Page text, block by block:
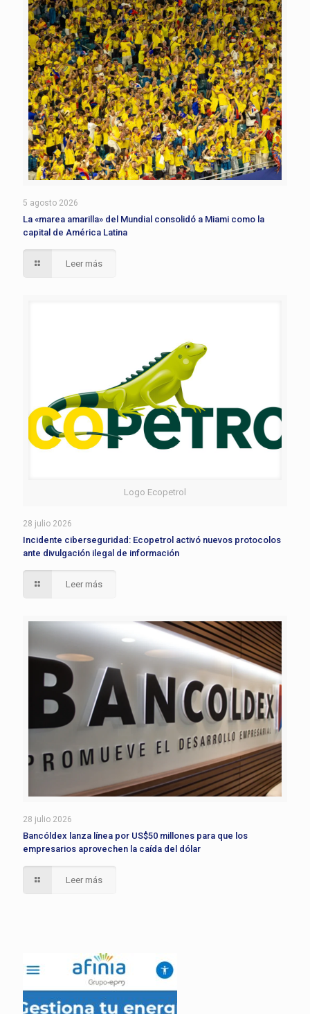
5 agosto 2026
La «marea amarilla» del Mundial consolidó a Miami como la
capital de América Latina
Leer más
Logo Ecopetrol
28 julio 2026
Incidente ciberseguridad: Ecopetrol activó nuevos protocolos
ante divulgación ilegal de información
Leer más
28 julio 2026
Bancóldex lanza línea por US$50 millones para que los
empresarios aprovechen la caída del dólar
Leer más